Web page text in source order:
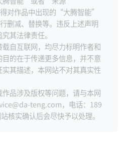
对作品中出现的“大腾智能”
删减、替换等。违反上述声明
其法律责任。
自互联网，均尽力标明作者和
的在于传递更多信息，并不意
其描述，本网站不对其真实性
品涉及版权等问题，请与本网
teng.com，电话：189
核实确认后会尽快予以处理。